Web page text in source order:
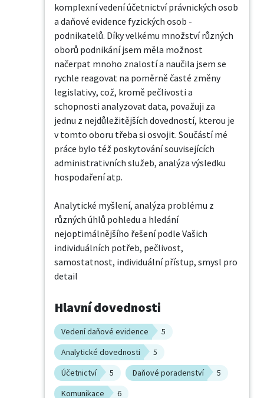
komplexní vedení účetnictví právnických osob
a daňové evidence fyzických osob -
podnikatelů. Díky velkému množství různých
oborů podnikání jsem měla možnost
načerpat mnoho znalostí a naučila jsem se
rychle reagovat na poměrně časté změny
legislativy, což, kromě pečlivosti a
schopnosti analyzovat data, považuji za
jednu z nejdůležitějších dovedností, kterou je
v tomto oboru třeba si osvojit. Součástí mé
práce bylo též poskytování souvisejících
administrativních služeb, analýza výsledku
hospodaření atp.
Analytické myšlení, analýza problému z
různých úhlů pohledu a hledání
nejoptimálnějšího řešení podle Vašich
individuálních potřeb, pečlivost,
samostatnost, individuální přístup, smysl pro
detail
Hlavní dovednosti
Vedení daňové evidence
5
Analytické dovednosti
5
Účetnictví
5 Daňové poradenství
5
Komunikace
6